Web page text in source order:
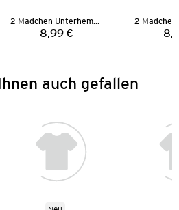
2 Mädchen Unterhemden
Preis:
8,99 €
auch gefallen